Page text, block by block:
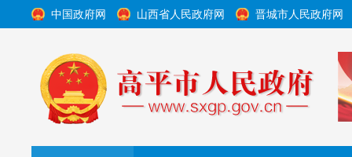
中国政府网 山西省人民政府网 晋城市人民政府网